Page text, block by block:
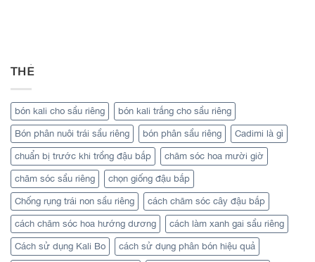
THẺ
bón kali cho sầu riêng bón kali trắng cho sầu riêng
Bón phân nuôi trái sầu riêng bón phân sầu riêng Cadimi là gì
chuẩn bị trước khi trồng đậu bắp chăm sóc hoa mười giờ
chăm sóc sầu riêng chọn giống đậu bắp
Chống rụng trái non sầu riêng cách chăm sóc cây đậu bắp
cách chăm sóc hoa hướng dương cách làm xanh gai sầu riêng
Cách sử dụng Kali Bo cách sử dụng phân bón hiệu quả